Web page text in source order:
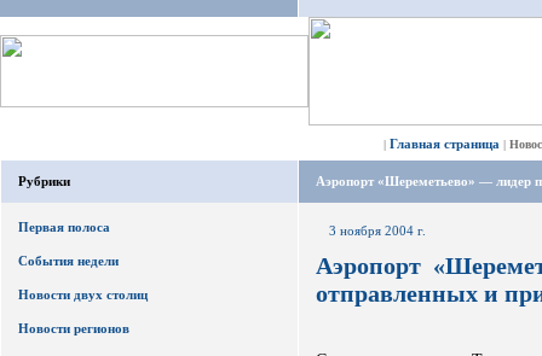
| Главная страница |
Рубрики
Первая полоса
События недели
Новости двух столиц
Новости регионов
Аэропорт «Шереметьево» — лидер
3 ноября 2004 г.
Аэропорт
отправленных и